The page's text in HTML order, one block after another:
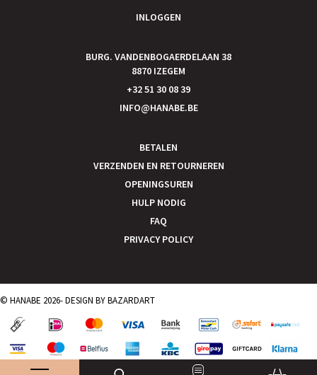
INLOGGEN
BURG. VANDENBOGAERDELAAN 38
8870 IZEGEM
+32 51 30 08 39
INFO@HANABE.BE
BETALEN
VERZENDEN EN RETOURNEREN
OPENINGSUREN
HULP NODIG
FAQ
PRIVACY POLICY
© HANABE 2026- DESIGN BYBAZARDART